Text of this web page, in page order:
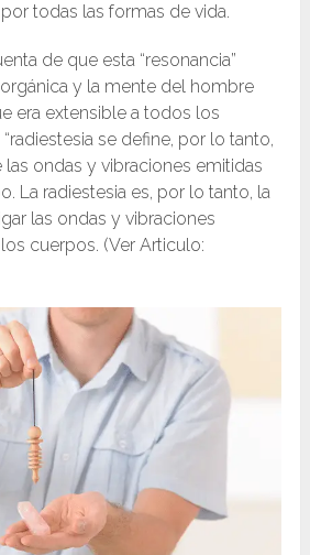
todas las formas de vida.
de que esta “resonancia”
y la mente del hombre
era extensible a todos los
se define, por lo tanto,
ondas y vibraciones emitidas
La radiestesia es, por lo tanto, la
las ondas y vibraciones
cuerpos. (Ver Articulo: